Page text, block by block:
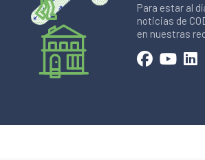
Para estar al
noticias de
en nuestras